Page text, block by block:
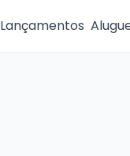
Lançamentos